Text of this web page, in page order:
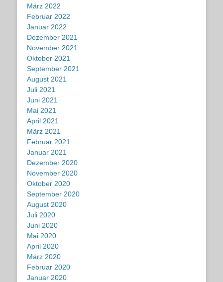
März 2022
Februar 2022
Januar 2022
Dezember 2021
November 2021
Oktober 2021
September 2021
August 2021
Juli 2021
Juni 2021
Mai 2021
April 2021
März 2021
Februar 2021
Januar 2021
Dezember 2020
November 2020
Oktober 2020
September 2020
August 2020
Juli 2020
Juni 2020
Mai 2020
April 2020
März 2020
Februar 2020
Januar 2020